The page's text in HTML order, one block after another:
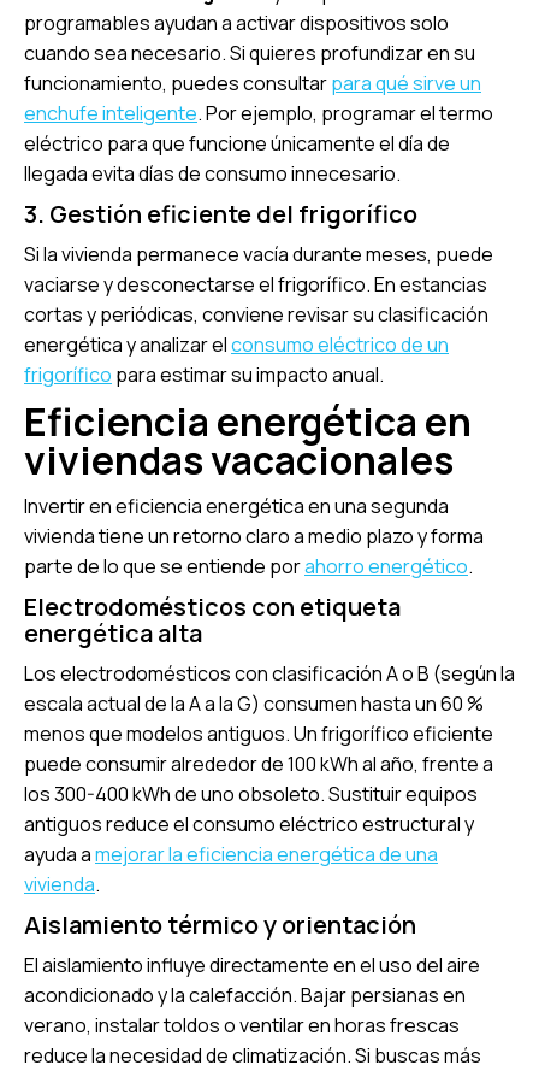
programables ayudan a activar dispositivos solo
cuando sea necesario. Si quieres profundizar en su
funcionamiento, puedes consultarpara qué sirve un
enchufe inteligente. Por ejemplo, programar el termo
eléctrico para que funcione únicamente el día de
llegada evita días de consumo innecesario.
3. Gestión eficiente del frigorífico
Si la vivienda permanece vacía durante meses, puede
vaciarse y desconectarse el frigorífico. En estancias
cortas y periódicas, conviene revisar su clasificación
energética y analizar elconsumo eléctrico de un
frigorífico para estimar su impacto anual.
Eficiencia energética en
viviendas vacacionales
Invertir en eficiencia energética en una segunda
vivienda tiene un retorno claro a medio plazo y forma
parte de lo que se entiende porahorro energético.
Electrodomésticos con etiqueta
energética alta
Los electrodomésticos con clasificación A o B (según la
escala actual de la A a la G) consumen hasta un 60 %
menos que modelos antiguos. Un frigorífico eficiente
puede consumir alrededor de 100 kWh al año, frente a
los 300-400 kWh de uno obsoleto. Sustituir equipos
antiguos reduce el consumo eléctrico estructural y
ayuda amejorar la eficiencia energética de una
vivienda.
Aislamiento térmico y orientación
El aislamiento influye directamente en el uso del aire
acondicionado y la calefacción. Bajar persianas en
verano, instalar toldos o ventilar en horas frescas
reduce la necesidad de climatización. Si buscas más